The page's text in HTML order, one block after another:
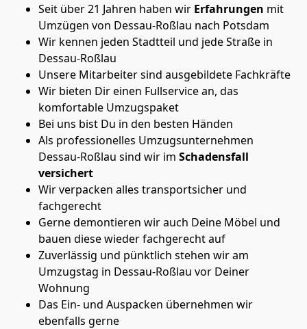
Seit über 21 Jahren haben wir Erfahrungen mit
Umzügen von Dessau-Roßlau nach Potsdam
Wir kennen jeden Stadtteil und jede Straße in
Dessau-Roßlau
Unsere Mitarbeiter sind ausgebildete Fachkräfte
Wir bieten Dir einen Fullservice an, das
komfortable Umzugspaket
Bei uns bist Du in den besten Händen
Als professionelles Umzugsunternehmen
Dessau-Roßlau sind wir im Schadensfall
versichert
Wir verpacken alles transportsicher und
fachgerecht
Gerne demontieren wir auch Deine Möbel und
bauen diese wieder fachgerecht auf
Zuverlässig und pünktlich stehen wir am
Umzugstag in Dessau-Roßlau vor Deiner
Wohnung
Das Ein- und Auspacken übernehmen wir
ebenfalls gerne